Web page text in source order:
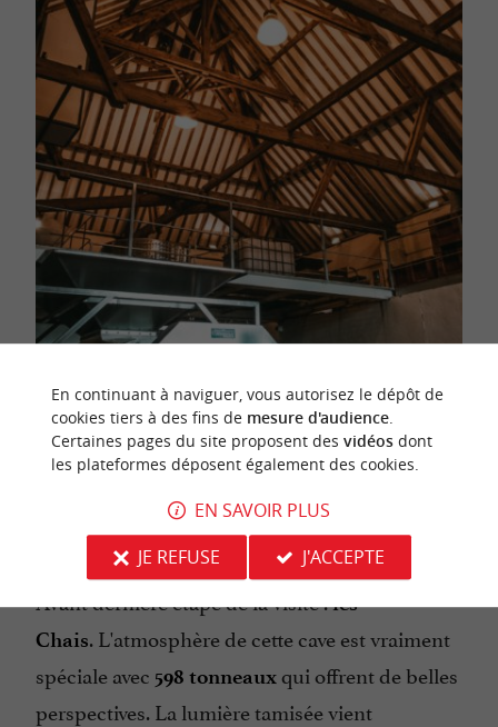
La superbe salle en colombage
Avant dernière étape de la visite :les
Chais. L'atmosphère de cette cave est vraiment
spéciale avec 598 tonneauxqui offrent de belles
perspectives. La lumière tamisée vient
En continuant à naviguer, vous autorisez le dépôt de
cookies tiers à des fins de mesure d'audience.
Certaines pages du site proposent des vidéosdont
les plateformes déposent également des cookies.
EN SAVOIR PLUS
JE REFUSE
J'ACCEPTE